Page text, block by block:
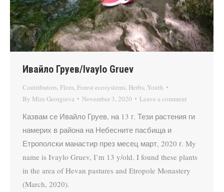
Ивайло Груев/Ivaylo Gruev
Contributors, Flora, Forest ecosystems, Herbs, Youth
By Mira Georgieva November 3, 2020 Leave a comment
Казвам се Ивайло Груев, на 13 г. Тези растения ги
намерих в района на Небесните пасбища и
Етрополски манастир през месец март, 2020 г. My
name is Ivaylo Gruev, I’m 13 y/old. I found these plants
in the area of Hevan pastures and Etropole Monastery
(March, 2020).